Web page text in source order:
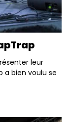
leur
a bien voulu se